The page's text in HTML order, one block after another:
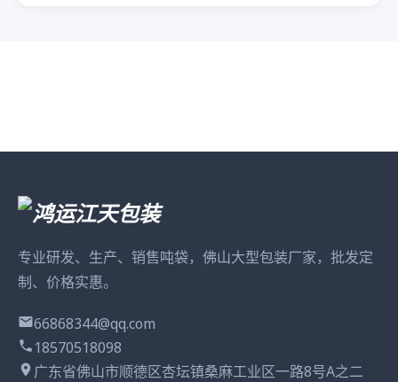
专业研发、生产、销售吨袋，佛山大型包装厂家，批发定
制、价格实惠。
66868344@qq.com
18570518098
广东省佛山市顺德区杏坛镇桑麻工业区一路8号A之二